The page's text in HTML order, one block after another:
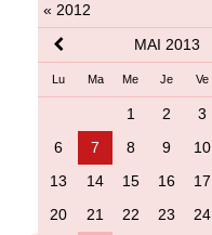
« 2012
MAI 2013
Lu Ma Me Je Ve
1 2 3
6
7 8 9 10
13
14 15 16 17
20
21 22 23 24